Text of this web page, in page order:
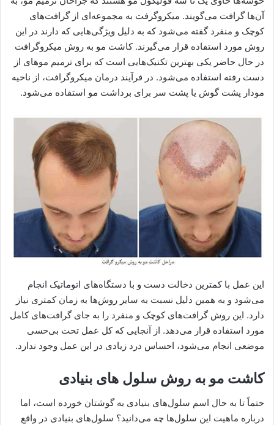
آن‌ها گرافت می‌گویند. میکروگرفت به مجموعه‌ای از گرافت‌های
کوچک‌ و منفرد گفته می‌شود که به دلیل ویژگی‌هایی که دارند در این
روش مورد استفاده قرار می‌گیرند. کاشت مو به روش میکروگرافت
در حال حاضر یکی بهترین تکنیک‌هایی است که برای ترمیم موهای از
دست رفته استفاده می‌شود. در فرآیند درمان میکروگرافت، از ناحیه
مودار پشت گوش یا پشت سر برای برداشت مو استفاده می‌شود.
این عمل با کمترین دخالت دست و با دستگاه‌های اتوماتیک انجام
می‌شود و به همین دلیل نسبت به سایر روش‌ها به زمان کمتری نیاز
دارد. این روش گرافت‌های کوچک و منفرد را به جای گرافت‌های کامل
مورد استفاده قرار می‌دهد. از آنجایی که کل عمل تحت بی‌حسی
موضعی انجام می‌شود، احساس درد زیادی در این عمل وجود ندارد.
کاشت مو به روش سلول های بنیادی
حتماً تا به حال اسم سلول‌های بنیادی به گوشتان خورده است، اما
درباره ماهیت این سلول‌ها چه می‌دانید؟ سلول‌های بنیادی در واقع